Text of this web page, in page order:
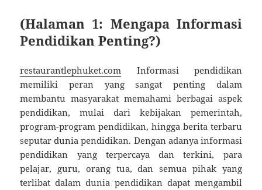
(Halaman 1: Mengapa Informasi
Pendidikan Penting?)
restaurantlephuket.com Informasi pendidikan
memiliki peran yang sangat penting dalam
membantu masyarakat memahami berbagai aspek
pendidikan, mulai dari kebijakan pemerintah,
program-program pendidikan, hingga berita terbaru
seputar dunia pendidikan. Dengan adanya informasi
pendidikan yang terpercaya dan terkini, para
pelajar, guru, orang tua, dan semua pihak yang
terlibat dalam dunia pendidikan dapat mengambil